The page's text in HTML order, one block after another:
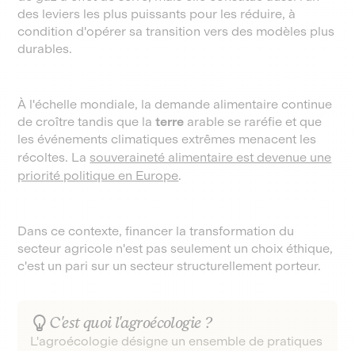
des leviers les plus puissants pour les réduire, à
condition d'opérer sa transition vers des modèles plus
durables.
À l'échelle mondiale, la demande alimentaire continue
de croître tandis que laterre arable se raréfie et que
les événements climatiques extrêmes menacent les
récoltes. La souveraineté alimentaire est devenue une
priorité politique en Europe.
Dans ce contexte, financer la transformation du
secteur agricole n'est pas seulement un choix éthique,
c'est un pari sur un secteur structurellement porteur.
C'est quoi l'agroécologie ?
L'agroécologie désigne un ensemble de pratiques